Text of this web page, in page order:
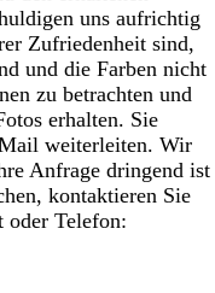
uns aufrichtig
Zufriedenheit sind,
und die Farben nicht
zu betrachten und
erhalten. Sie
weiterleiten. Wir
Anfrage dringend ist
kontaktieren Sie
oder Telefon: